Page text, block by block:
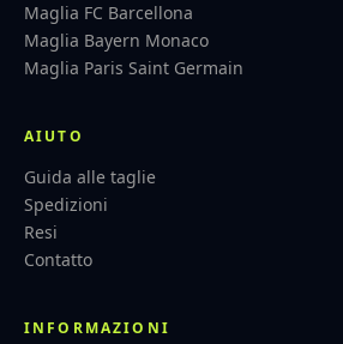
Maglia FC Barcellona
Maglia Bayern Monaco
Maglia Paris Saint Germain
AIUTO
Guida alle taglie
Spedizioni
Resi
Contatto
INFORMAZIONI